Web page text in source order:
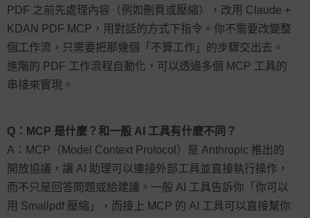
PDF 之前先處理內容（例如刪頁或壓縮），改用 Claude +
KDAN PDF MCP，用對話的方式下指令。你不需要改變整
個工作流，只需要把那幾個「不算工作」的步驟交出去。
進階的 PDF 工作流程自動化，可以透過多個 MCP 工具的
串接來實現。
Q：MCP 是什麼？和一般 AI 工具有什麼不同？
A：MCP（Model Context Protocol）是 Anthropic 推出的
開放協議，讓 AI 助理可以連接外部工具並直接執行操作，
而不只是回答問題或給建議。一般 AI 工具告訴你「你可以
用 Smallpdf 壓縮」，而接上 MCP 的 AI 工具可以直接幫你